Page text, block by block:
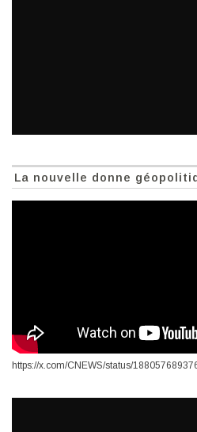
La nouvelle donne
https://x.com/CNEWS/status/